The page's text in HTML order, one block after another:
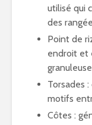
utilisé qui
des
Point de
endroit et
Torsades
motifs
Côtes :